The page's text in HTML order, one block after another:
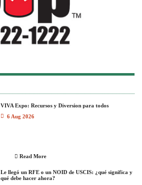
VIVA Expo: Recursos y Diversion para todos
6 Aug 2026
Read More
Le llegó un RFE o un NOID de USCIS: ¿qué significa y
qué debe hacer ahora?